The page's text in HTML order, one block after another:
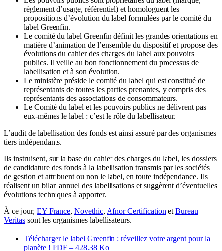
règlement d’usage, référentiel) et homologuent les
propositions d’évolution du label formulées par le comité du
label Greenfin.
Le comité du label Greenfin définit les grandes orientations en
matière d’animation de l’ensemble du dispositif et propose des
évolutions du cahier des charges du label aux pouvoirs
publics. Il veille au bon fonctionnement du processus de
labellisation et à son évolution.
Le ministère préside le comité du label qui est constitué de
représentants de toutes les parties prenantes, y compris des
représentants des associations de consommateurs.
Le Comité du label et les pouvoirs publics ne délivrent pas
eux-mêmes le label : c’est le rôle du labellisateur.
L’audit de labellisation des fonds est ainsi assuré par des organismes
tiers indépendants.
Ils instruisent, sur la base du cahier des charges du label, les dossiers
de candidature des fonds à la labellisation transmis par les sociétés
de gestion et attribuent ou non le label, en toute indépendance. Ils
réalisent un bilan annuel des labellisations et suggèrent d’éventuelles
évolutions techniques à apporter.
À ce jour, EY France, Novethic, Afnor Certification et Bureau
Veritas sont les organismes labellisateurs.
Télécharger le label Greenfin : réveillez votre argent pour la
planète ! PDF – 428.38 Ko